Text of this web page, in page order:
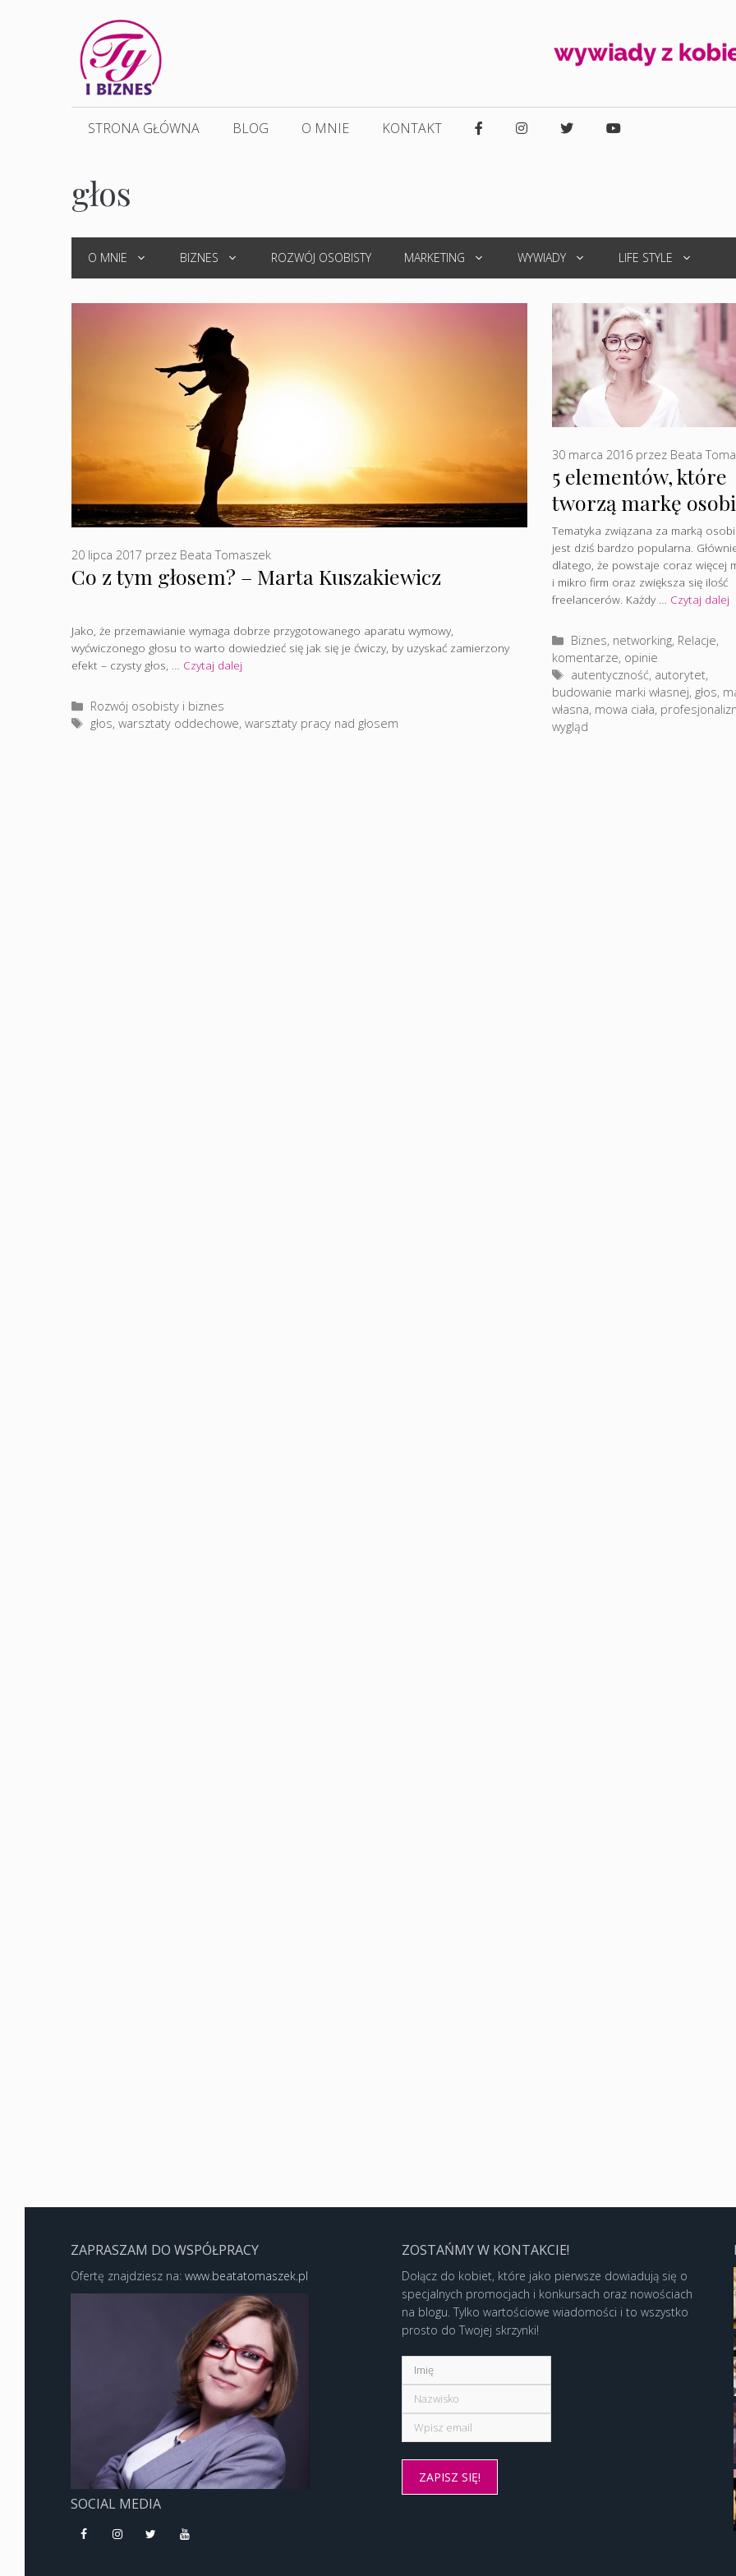
STRONA GŁÓWNA BLOG O MNIE KONTAKT
głos
O MNIE BIZNES ROZWÓJ OSOBISTY MARKETING WYWIADY LIFE STYLE
Co z tym głosem? – Marta Kuszakiewicz
20 lipca 2017 przez Beata Tomaszek
Jako, że przemawianie wymaga dobrze przygotowanego aparatu wymowy,
wyćwiczonego głosu to warto dowiedzieć się jak się je ćwiczy, by uzyskać zamierzony
efekt – czysty głos, … Czytaj dalej
Kategorie
Rozwój osobisty i biznes
Tagi
głos,warsztaty oddechowe,warsztaty pracy nad głosem
5 elementów, które
tworzą markę
30 marca 2016 przez Beata
Tematyka związana za marką
jest dziś bardzo popularna.
dlatego, że powstaje coraz więcej
i mikro firm oraz zwiększa się ilość
freelancerów. Każdy … Czytaj dalej
Kategorie
Biznes, networking, Relacje,
komentarze, opinie
Tagi
autentyczność, autorytet,
budowanie marki własnej, głos,
własna, mowa ciała,
wygląd
ZAPRASZAM DO WSPÓŁPRACY
Ofertę znajdziesz na: www.beatatomaszek.pl
SOCIAL MEDIA
ZOSTAŃMY W KONTAKCIE!
Dołącz do kobiet, które jako pierwsze dowiadują się o
specjalnych promocjach i konkursach oraz nowościach
na blogu. Tylko wartościowe wiadomości i to wszystko
prosto do Twojej skrzynki!